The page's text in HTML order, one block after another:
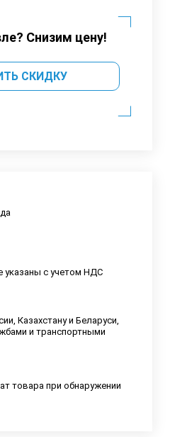
Снизим цену!
СКИДКУ
указаны с учетом НДС
Казахстану и Беларуси,
и транспортными
товара при обнаружении